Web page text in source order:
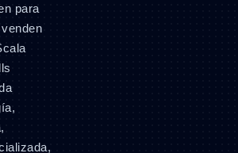
para